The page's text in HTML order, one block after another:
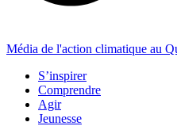
Média de l'action climatique au
S’inspirer
Comprendre
Agir
Jeunesse